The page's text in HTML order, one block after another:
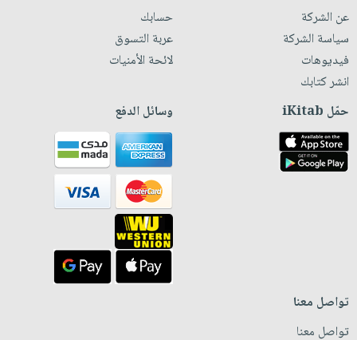
عن الشركة
سياسة الشركة
فيديوهات
انشر كتابك
حسابك
عربة التسوق
لائحة الأمنيات
حمّل iKitab وسائل الدفع
تواصل معنا
تواصل معنا